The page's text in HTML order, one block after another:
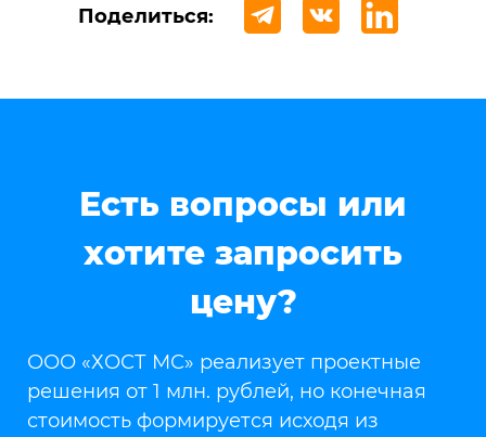
Поделиться:
Есть вопросы или
хотите запросить
цену?
ООО «ХОСТ МС» реализует проектные
решения от 1 млн. рублей, но конечная
стоимость формируется исходя из